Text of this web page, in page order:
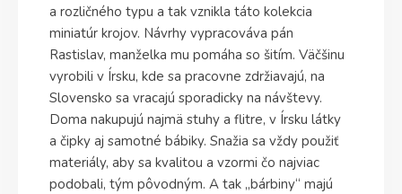
a rozličného typu a tak vznikla táto kolekcia
miniatúr krojov. Návrhy vypracováva pán
Rastislav, manželka mu pomáha so šitím. Väčšinu
vyrobili v Írsku, kde sa pracovne zdržiavajú, na
Slovensko sa vracajú sporadicky na návštevy.
Doma nakupujú najmä stuhy a flitre, v Írsku látky
a čipky aj samotné bábiky. Snažia sa vždy použiť
materiály, aby sa kvalitou a vzormi čo najviac
podobali, tým pôvodným. A tak „bárbiny“ majú